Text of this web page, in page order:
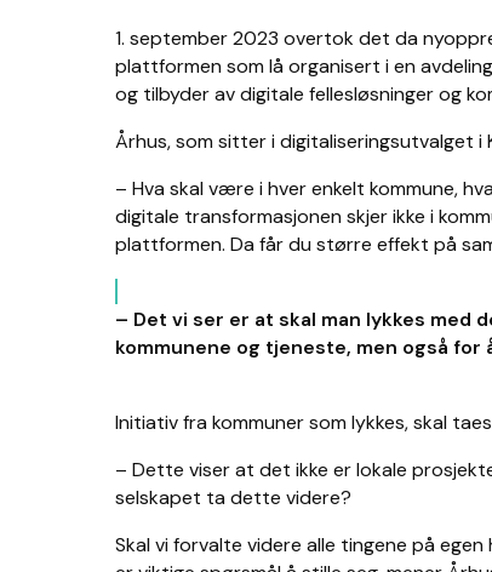
1. september 2023 overtok det da
plattformen som lå organisert i en
og tilbyder av digitale fellesløsninger og
Århus, som sitter i digitaliseringsutvalget i
– Hva skal være i hver enkelt kommune,
digitale transformasjonen skjer ikke i
plattformen. Da får du større effekt på
– Det vi ser er at skal man lykkes med
kommunene og tjeneste, men også for
Initiativ fra kommuner som lykkes, skal
– Dette viser at det ikke er lokale
selskapet ta dette videre?
Skal vi forvalte videre alle tingene på